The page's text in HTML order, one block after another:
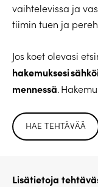
vaihtelevissa ja
tiimin tuen ja
Jos koet olevasi
hakemuksesi
mennessä.
HAE TEHTÄVÄÄ
Lisätietoja